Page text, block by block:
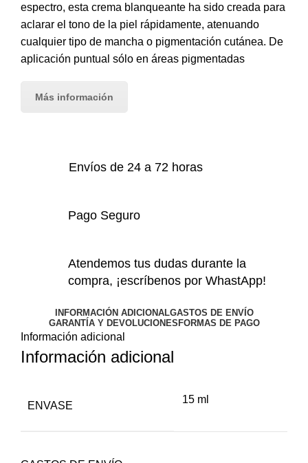
espectro, esta crema blanqueante ha sido creada para
aclarar el tono de la piel rápidamente, atenuando
cualquier tipo de mancha o pigmentación cutánea. De
aplicación puntual sólo en áreas pigmentadas
Más información
Envíos de 24 a 72 horas
Pago Seguro
Atendemos tus dudas durante la
compra, ¡escríbenos por WhastApp!
INFORMACIÓN ADICIONALGASTOS DE ENVÍO
GARANTÍA Y DEVOLUCIONESFORMAS DE PAGO
Información adicional
Información adicional
ENVASE
15 ml